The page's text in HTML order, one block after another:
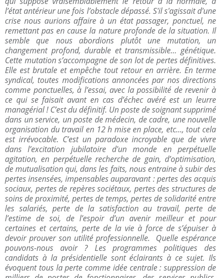
l’état antérieur une fois l’obstacle dépassé. S'il s'agissait d'une
crise nous aurions affaire à un état passager, ponctuel, ne
remettant pas en cause la nature profonde de la situation. Il
semble que nous abordions plutôt une mutation, un
changement profond, durable et transmissible… génétique.
Cette mutation s’accompagne de son lot de pertes définitives.
Elle est brutale et empêche tout retour en arrière. En terme
syndical, toutes modifications annoncées par nos directions
comme ponctuelles, à l’essai, avec la possibilité de revenir à
ce qui se faisait avant en cas d’échec avéré est un leurre
managérial ! C’est du définitif. Un poste de soignant supprimé
dans un service, un poste de médecin, de cadre, une nouvelle
organisation du travail en 12 h mise en place, etc..., tout cela
est irrévocable. C’est un paradoxe incroyable que de vivre
dans l’excitation jubilatoire d'un monde en perpétuelle
agitation, en perpétuelle recherche de gain, d’optimisation,
de mutualisation qui, dans les faits, nous entraine à subir des
pertes insensées, impensables auparavant : pertes des acquis
sociaux, pertes de repères sociétaux, pertes des structures de
soins de proximité, pertes de temps, pertes de solidarité entre
les salariés, perte de la satisfaction au travail, perte de
l’estime de soi, de l’espoir d’un avenir meilleur et pour
certaines et certains, perte de la vie à force de s’épuiser à
devoir prouver son utilité professionnelle. Quelle espérance
pouvons-nous avoir ? Les programmes politiques des
candidats à la présidentielle sont éclairants à ce sujet. Ils
évoquent tous la perte comme idée centrale : suppression de